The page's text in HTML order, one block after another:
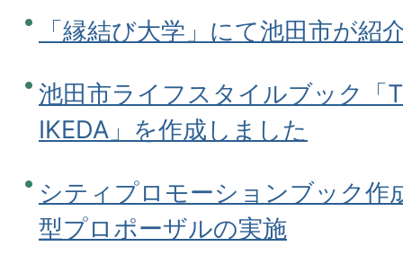
「縁結び大学」にて池田市が紹
池田市ライフスタイルブック「
IKEDA」を作成しました
シティプロモーションブック作
型プロポーザルの実施